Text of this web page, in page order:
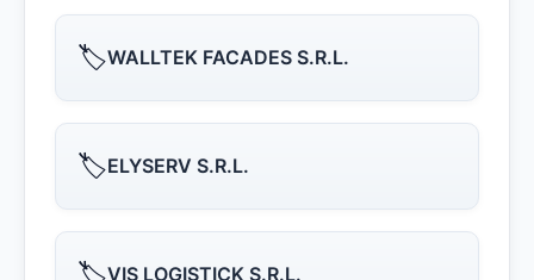
🏷️WALLTEK FACADES S.R.L.
🏷️ELYSERV S.R.L.
VIS LOGISTICK S.R.L.